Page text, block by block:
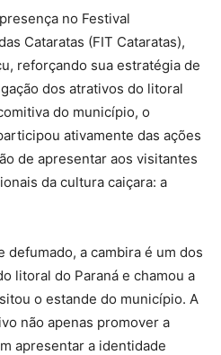
no Festival
Cataratas (FIT Cataratas),
reforçando sua estratégia de
dos atrativos do litoral
do município, o
ativamente das ações
de apresentar aos visitantes
da cultura caiçara: a
defumado, a cambira é um dos
litoral do Paraná e chamou a
o estande do município. A
não apenas promover a
apresentar a identidade